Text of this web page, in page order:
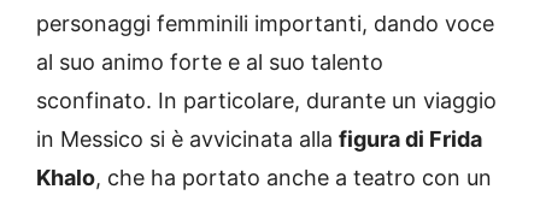
personaggi femminili importanti, dando voce
al suo animo forte e al suo talento
sconfinato. In particolare, durante un viaggio
in Messico si è avvicinata alla figura di Frida
Khalo, che ha portato anche a teatro con un